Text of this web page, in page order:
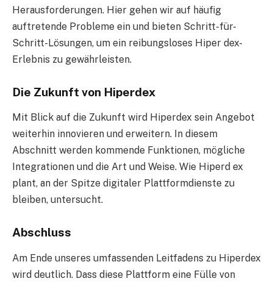
Herausforderungen. Hier gehen wir auf häufig
auftretende Probleme ein und bieten Schritt-für-
Schritt-Lösungen, um ein reibungsloses Hiper dex-
Erlebnis zu gewährleisten.
Die Zukunft von Hiperdex
Mit Blick auf die Zukunft wird Hiperdex sein Angebot
weiterhin innovieren und erweitern. In diesem
Abschnitt werden kommende Funktionen, mögliche
Integrationen und die Art und Weise. Wie Hiperd ex
plant, an der Spitze digitaler Plattformdienste zu
bleiben, untersucht.
Abschluss
Am Ende unseres umfassenden Leitfadens zu Hiperdex
wird deutlich. Dass diese Plattform eine Fülle von